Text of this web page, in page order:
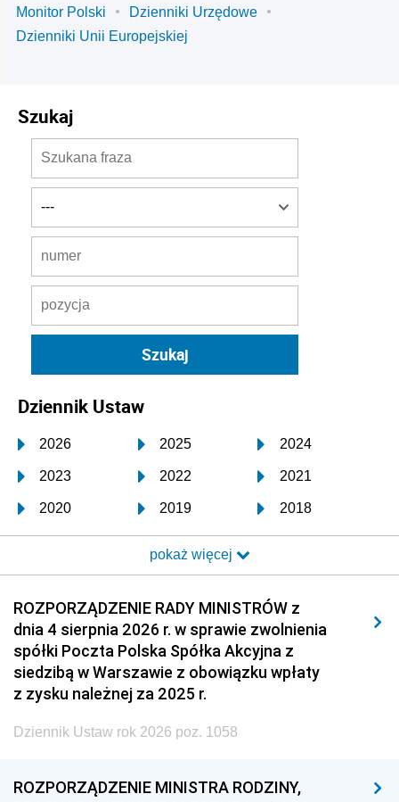
Monitor Polski
Dzienniki Urzędowe
Dzienniki Unii Europejskiej
Szukaj
Dziennik Ustaw
2026 2025 2024
2023 2022 2021
2020 2019 2018
2017 2016 2015
2014 2013 2012
2011 2010 2009
2008 2007 2006
2005 2004 2003
2002 2001
1999 1998
1993 1992 1991
pokaż więcej
ROZPORZĄDZENIE RADY MINISTRÓW z
dnia 4 sierpnia 2026 r. w sprawie zwolnienia
spółki Poczta Polska Spółka Akcyjna z
siedzibą w Warszawie z obowiązku wpłaty
z zysku należnej za 2025 r.
Dziennik Ustaw rok 2026 poz. 1058
ROZPORZĄDZENIE MINISTRA RODZINY,